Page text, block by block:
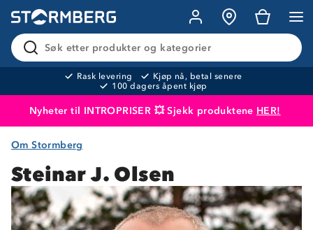
Søk etter produkter og kategorier
Rask levering
Kjøp nå, betal senere
100 dagers åpent kjøp
Nyheter til INTROPRISER 💥 Sjekk produktene HER!
Produktet er lagt i handlekurven
Om Stormberg
Steinar J. Olsen